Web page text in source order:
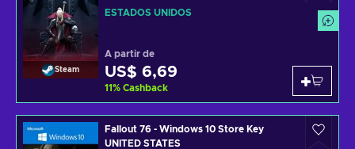
Steam
ESTADOS UNIDOS
A partir de
US$ 6,69
11% Cashback
Fallout 76 - Windows 10 Store Key
UNITED STATES